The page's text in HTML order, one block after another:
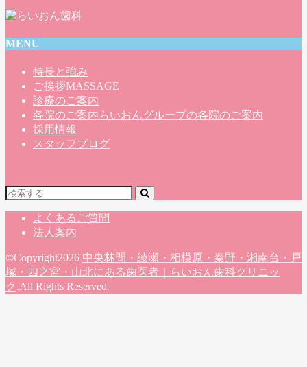
MENU
特長と強み
ご挨拶MASSAGE
診療のご案内
各院のご案内 らいおんグループの各院のご案内
採用情報
スタッフブログ
よくあるご質問
法人案内
©Copyright2026 中央林間・綾瀬・相模原・秦野・湘南台・戸
塚・四之宮・山北にある歯医者｜らいおん歯科クリニッ
ク .All Rights Reserved.